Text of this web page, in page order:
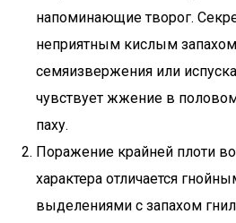
напоминающие творог.
неприятным кислым
семяизвержения или
чувствует жжение в
паху.
Поражение крайней плоти
характера отличается
выделениями с запахом